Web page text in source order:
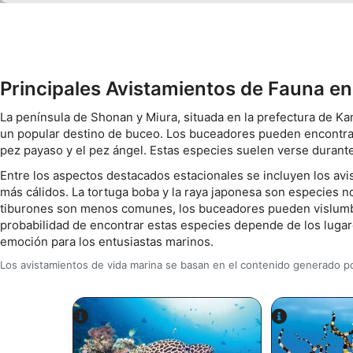
Principales Avistamientos de Fauna
La península de Shonan y Miura, situada en la prefectura de
un popular destino de buceo. Los buceadores pueden
pez payaso y el pez ángel. Estas especies suelen verse
Entre los aspectos destacados estacionales se incluyen los
más cálidos. La tortuga boba y la raya japonesa son especies
tiburones son menos comunes, los buceadores pueden
probabilidad de encontrar estas especies depende de los
emoción para los entusiastas marinos.
Los avistamientos de vida marina se basan en el contenido generado